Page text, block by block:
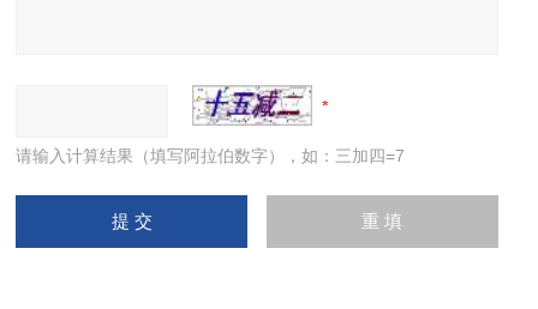
请输入计算结果（填写阿拉伯数字），如：三加四=7